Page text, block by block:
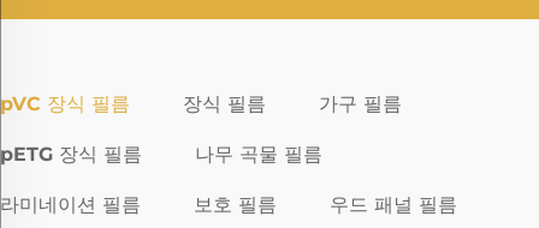
pVC 장식 필름 장식 필름 가구 필름
pETG 장식 필름 나무 곡물 필름
라미네이션 필름 보호 필름 우드 패널 필름